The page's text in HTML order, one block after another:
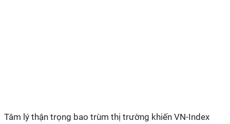
Tâm lý thận trọng bao trùm thị trường khiến VN-Index